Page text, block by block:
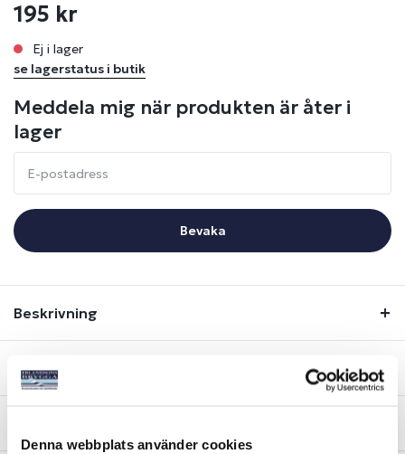
Denna webbplats använder cookies
195 kr
Ej i lager
se lagerstatus i butik
Meddela mig när produkten är åter i
lager
Bevaka
Beskrivning
Lagerstatus